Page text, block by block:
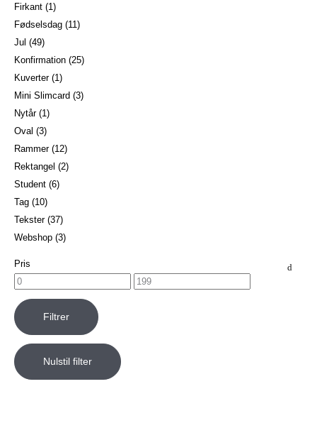
Firkant (1)
Fødselsdag (11)
Jul (49)
Konfirmation (25)
Kuverter (1)
Mini Slimcard (3)
Nytår (1)
Oval (3)
Rammer (12)
Rektangel (2)
Student (6)
Tag (10)
Tekster (37)
Webshop (3)
Pris
Filtrer
Nulstil filter